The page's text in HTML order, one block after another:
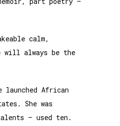
calm,
will always be the
launched African
She was
– used ten.